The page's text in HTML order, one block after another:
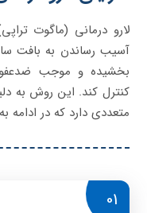
لارو درمانی (ماگوت
آسیب رساندن به بافت
بخشیده و موجب
کنترل کند. این روش به
متعددی دارد که در ادامه
01